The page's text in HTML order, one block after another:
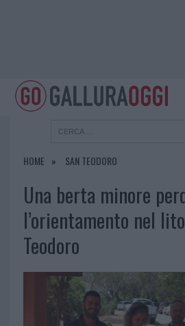
HOME SAN TEODORO
Una berta minore
l’orientamento nel
Teodoro